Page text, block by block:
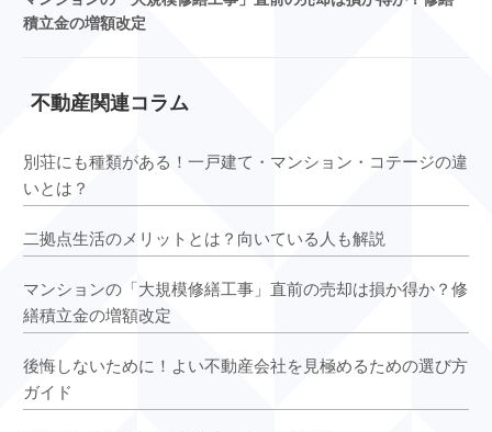
積立金の増額改定
不動産関連コラム
別荘にも種類がある！一戸建て・マンション・コテージの違
いとは？
二拠点生活のメリットとは？向いている人も解説
マンションの「大規模修繕工事」直前の売却は損か得か？修
繕積立金の増額改定
後悔しないために！よい不動産会社を見極めるための選び方
ガイド